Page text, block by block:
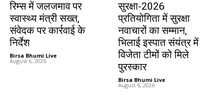
रिम्स में जलजमाव पर
स्वास्थ्य मंत्री सख्त,
संवेदक पर कार्रवाई के
निर्देश
Birsa Bhumi Live -
August 6, 2026
सुरक्षा-2026
प्रतियोगिता में सुरक्षा
नवाचारों का सम्मान,
भिलाई इस्पात संयंत्र में
विजेता टीमों को मिले
पुरस्कार
Birsa Bhumi Live -
August 6, 2026